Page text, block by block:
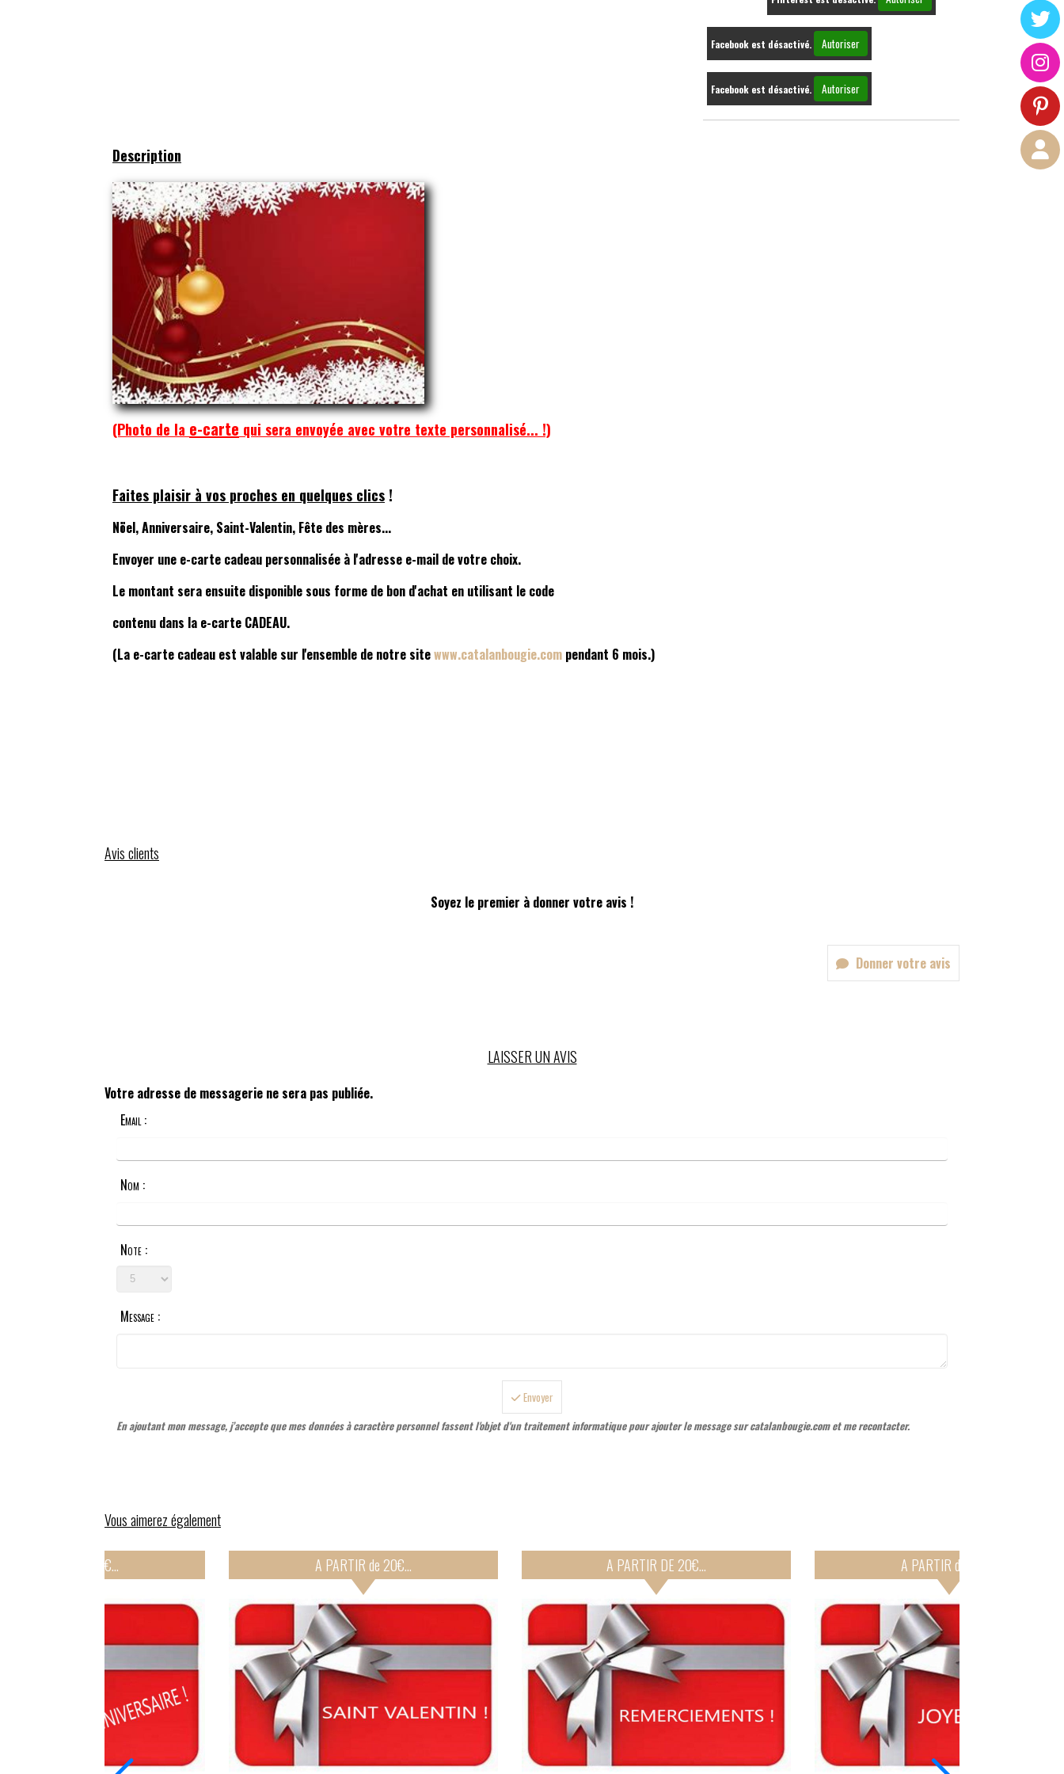
Facebook est désactivé. Autoriser
Facebook est désactivé. Autoriser
Description
(Photo de la e-carte qui sera envoyée avec votre texte personnalisé... !)
Faites plaisir à vos proches en quelques clics !
Nöel, Anniversaire, Saint-Valentin, Fête des mères...
Envoyer une e-carte cadeau personnalisée à l'adresse e-mail de votre choix.
Le montant sera ensuite disponible sous forme de bon d'achat en utilisant le code
contenu dans la e-carte CADEAU.
(La e-carte cadeau est valable sur l'ensemble de notre sitewww.catalanbougie.com pendant 6 mois.)
Avis clients
Soyez le premier à donner votre avis !
Donner votre avis
LAISSER UN AVIS
Votre adresse de messagerie ne sera pas publiée.
Email :
Nom :
Note :
Message :
Envoyer
En ajoutant mon message, j’accepte que mes données à caractère personnel fassent l'objet d'un traitement informatique pour ajouter le message sur catalanbougie.com et me recontacter.
Vous aimerez également